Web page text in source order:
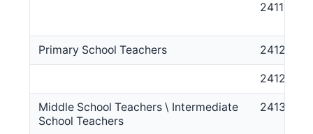
241111
Primary School Teachers 2412
241213
Middle School Teachers \ Intermediate
School Teachers
2413